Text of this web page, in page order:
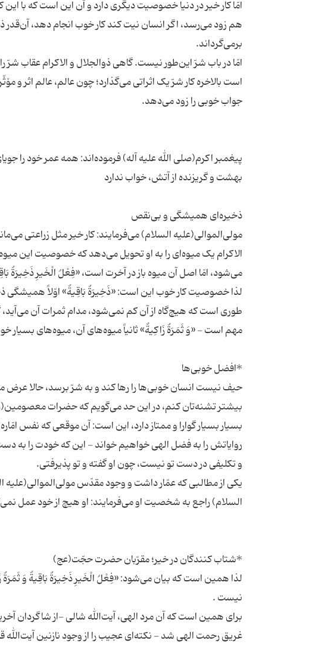
امّا کار خیر در دنیا خصوصیت دیگری دارد و آن این است که با این
هم زود می‌رسد، اگر انسان نیت کند کار خوب انجام دهد، آن‌قدر
امّا در باب شرّ این‌طور نیست. گاهی ذوالجلال و الاکرام عقاب
است بالاخره کار شرّ یک اثراتی می‌گذارد؛ چون عالم، عالم اثر و
پیغمبر اکرم(صلی الله علیه آله) فرموده‌اند: همه‌ عمر خود را
مولی‌الموالی(علیه السلام) می‌فرمایند: کار خیر مثل زراعتی
الاکرام یک میوه‌ای را به او تحویل می‌دهد که خصوصیت این
لذا خصوصیت کار خوب این است: «ذَخِیرَةٌ بَاقِیةٌ» اوّلاً همیشگی
طوری است که هیچ‌گاه از آن کم نمی‌شود، مدام ثمرات آن
حیف نیست انسان خوبی‌ها را رها کند و به شرّ برسد، حالا
بیشتر تشنه‌تان کنم، در این حد می‌گویم که حضرات
بسیار بسیار گوارا و ممتاز دارد، این است: آن موقعی که نفس
روایاتش را به فضل الهی خواهیم خواند - این که خودت را به
یکی از مطالبی که عمّار داشت و وجود مقدّس مولی‌الموالی(علیه
لذا همین است که بیان می‌شود: «فِعْلُ الْخَیرِ ذَخِیرَةٌ بَاقِیةٌ وَ
برای همین است که آن مرد الهی، آیت‌الله شالی -از شاگردان
غریق رحمت الهی شد - نکته‌ای عجیب را از وجود نازنین